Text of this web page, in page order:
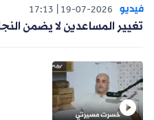
فيديو 19-07-2026
17:13
تغيير المساعدين لا يضمن